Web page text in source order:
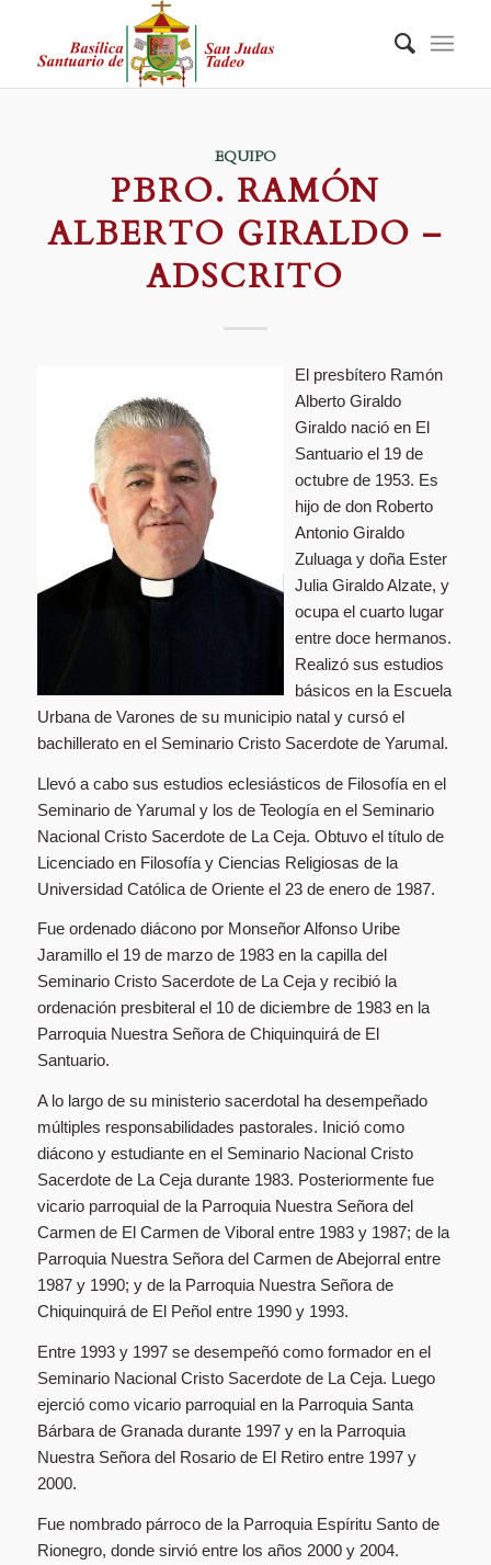
EQUIPO
PBRO. RAMÓN
ALBERTO GIRALDO –
ADSCRITO
El presbítero Ramón
Alberto Giraldo
Giraldo nació en El
Santuario el 19 de
octubre de 1953. Es
hijo de don Roberto
Antonio Giraldo
Zuluaga y doña Ester
Julia Giraldo Alzate, y
ocupa el cuarto lugar
entre doce hermanos.
Realizó sus estudios
básicos en la Escuela
Urbana de Varones de su municipio natal y cursó el
bachillerato en el Seminario Cristo Sacerdote de Yarumal.
Llevó a cabo sus estudios eclesiásticos de Filosofía en el
Seminario de Yarumal y los de Teología en el Seminario
Nacional Cristo Sacerdote de La Ceja. Obtuvo el título de
Licenciado en Filosofía y Ciencias Religiosas de la
Universidad Católica de Oriente el 23 de enero de 1987.
Fue ordenado diácono por Monseñor Alfonso Uribe
Jaramillo el 19 de marzo de 1983 en la capilla del
Seminario Cristo Sacerdote de La Ceja y recibió la
ordenación presbiteral el 10 de diciembre de 1983 en la
Parroquia Nuestra Señora de Chiquinquirá de El
Santuario.
A lo largo de su ministerio sacerdotal ha desempeñado
múltiples responsabilidades pastorales. Inició como
diácono y estudiante en el Seminario Nacional Cristo
Sacerdote de La Ceja durante 1983. Posteriormente fue
vicario parroquial de la Parroquia Nuestra Señora del
Carmen de El Carmen de Viboral entre 1983 y 1987; de la
Parroquia Nuestra Señora del Carmen de Abejorral entre
1987 y 1990; y de la Parroquia Nuestra Señora de
Chiquinquirá de El Peñol entre 1990 y 1993.
Entre 1993 y 1997 se desempeñó como formador en el
Seminario Nacional Cristo Sacerdote de La Ceja. Luego
ejerció como vicario parroquial en la Parroquia Santa
Bárbara de Granada durante 1997 y en la Parroquia
Nuestra Señora del Rosario de El Retiro entre 1997 y
2000.
Fue nombrado párroco de la Parroquia Espíritu Santo de
Rionegro, donde sirvió entre los años 2000 y 2004.